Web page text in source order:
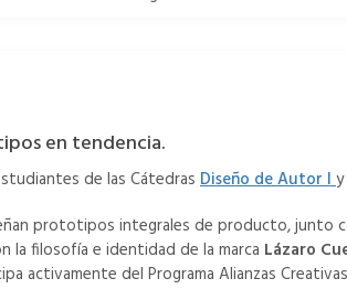
en tendencia.
de las Cátedras Diseño de Autor Iy
prototipos integrales de producto, junto
la filosofía e identidad de la marca Lázaro
activamente del Programa Alianzas